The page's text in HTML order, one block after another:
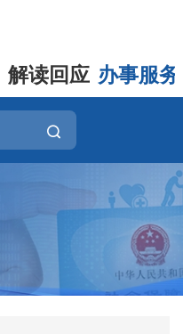
解读回应 办事服务